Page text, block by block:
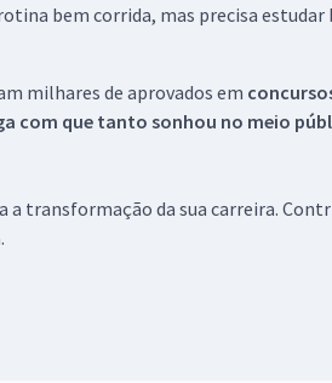
bem corrida, mas precisa
milhares de aprovados em
com que tanto sonhou no meio
a transformação da sua carreira.